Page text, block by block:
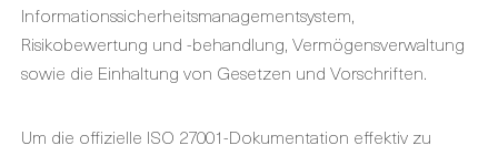
Informationssicherheitsmanagementsystem,
Risikobewertung und -behandlung, Vermögensverwaltung
sowie die Einhaltung von Gesetzen und Vorschriften.
Um die offizielle ISO 27001-Dokumentation effektiv zu